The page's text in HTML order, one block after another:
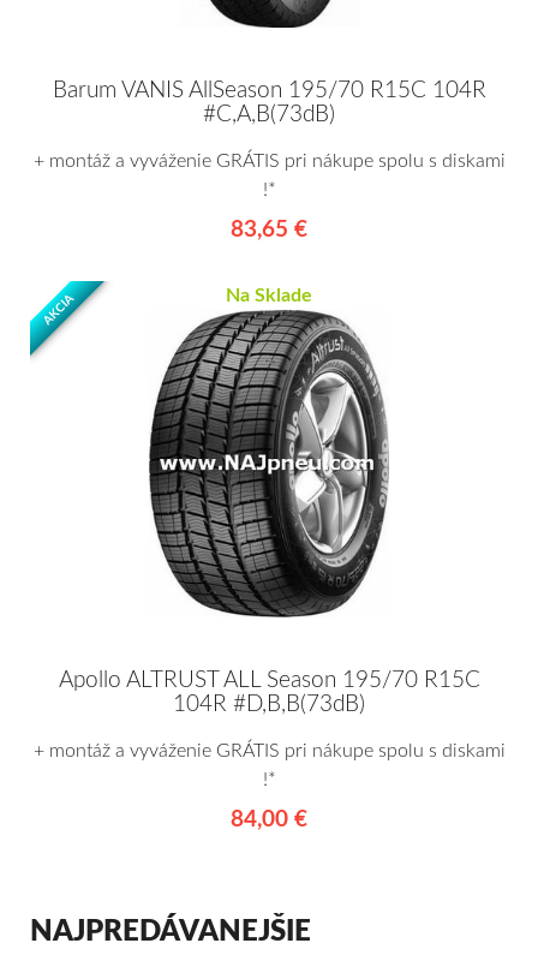
Barum VANIS AllSeason 195/70 R15C 104R
#C,A,B(73dB)
+ montáž a vyváženie GRÁTIS pri nákupe spolu s diskami
!*
83,65 €
AKCIA Na Sklade
Apollo ALTRUST ALL Season 195/70 R15C
104R #D,B,B(73dB)
+ montáž a vyváženie GRÁTIS pri nákupe spolu s diskami
!*
84,00 €
NAJPREDÁVANEJŠIE